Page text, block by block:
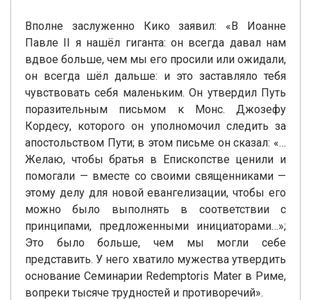
Вполне заслуженно Кико заявил: «В Иоанне
Павле II я нашёл гиганта: он всегда давал нам
вдвое больше, чем мы его просили или ожидали,
он всегда шёл дальше: и это заставляло тебя
чувствовать себя маленьким. Он утвердил Путь
поразительным письмом к Монс. Джозефу
Кордесу, которого он уполномочил следить за
апостольством Пути; в этом письме он сказал: «…
Желаю, чтобы братья в Епископстве ценили и
помогали — вместе со своими священниками —
этому делу для новой евангелизации, чтобы его
можно было выполнять в соответствии с
принципами, предложенными инициаторами…»;
Это было больше, чем мы могли себе
представить. У него хватило мужества утвердить
основание Семинарии Redemptoris Mater в Риме,
вопреки тысяче трудностей и противоречий».